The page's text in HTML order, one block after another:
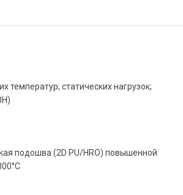
температур; статических нагрузок;
подошва (2D PU/HRO) повышенной